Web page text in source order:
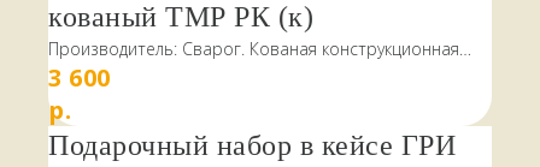
кованый ТМР РК (к)
Производитель: Сварог. Кованая конструкционная
сталь, лущеный шпон, чехол
3 600
р.
Подарочный набор в кейсе ГРИ